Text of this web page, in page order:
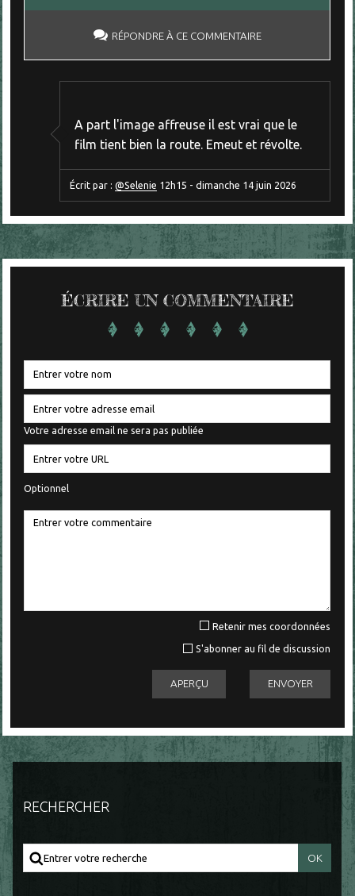
RÉPONDRE À CE COMMENTAIRE
A part l'image affreuse il est vrai que le
film tient bien la route. Emeut et révolte.
Écrit par : @Selenie 12h15 - dimanche 14 juin 2026
ÉCRIRE UN COMMENTAIRE
Votre adresse email ne sera pas publiée
Optionnel
Retenir mes coordonnées
S'abonner au fil de discussion
RECHERCHER